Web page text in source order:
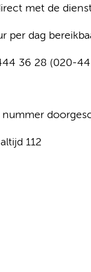
met de
per dag
36 28 (020-
112